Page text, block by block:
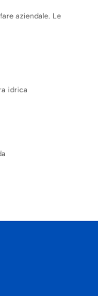
aziendale. Le
idrica